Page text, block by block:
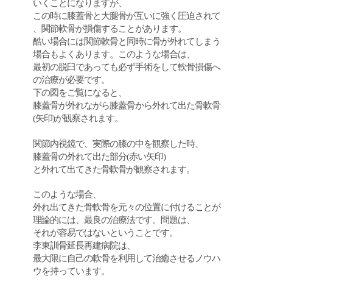
いくことになりますが、
この時に膝蓋骨と大腿骨が互いに強く圧迫されて
、関節軟骨が損傷することがあります。
酷い場合には関節軟骨と同時に骨が外れてしまう
場合もよくあります。このような場合は、
最初の脱臼であっても必ず手術をして軟骨損傷へ
の治療が必要です。
下の図をご覧になると、
膝蓋骨が外れながら膝蓋骨から外れて出た骨軟骨
(矢印)が観察されます。
関節内視鏡で、実際の膝の中を観察した時、
膝蓋骨の外れて出た部分(赤い矢印)
と外れて出てきた骨軟骨が観察されます。
このような場合、
外れ出てきた骨軟骨を元々の位置に付けることが
理論的には、最良の治療法です。問題は、
それが容易ではないということです。
李東訓骨延長再建病院は、
最大限に自己の軟骨を利用して治癒させるノウハ
ウを持っています。